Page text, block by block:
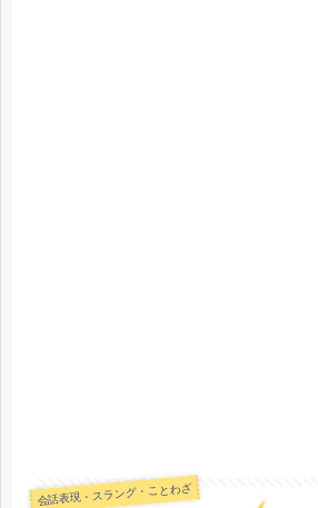
会話表現・スラング・ことわざ